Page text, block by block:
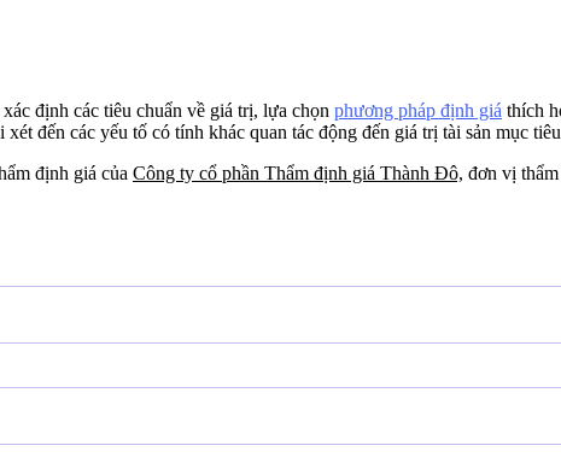
định các tiêu chuẩn về giá trị, lựa chọn phương pháp định giá thích
đến các yếu tố có tính khác quan tác động đến giá trị tài sản mục
định giá của Công ty cổ phần Thẩm định giá Thành Đô, đơn vị